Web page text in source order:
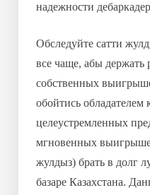
надежности
Обследуйте сатти
все чаще, абы держать
собственных
обойтись
целеустремленных
мгновенных
жулдыз) брать в долг
базаре Казахстана.